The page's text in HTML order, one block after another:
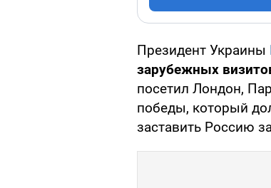
Президент Украины
зарубежных
посетил Лондон,
победы, который
заставить Россию